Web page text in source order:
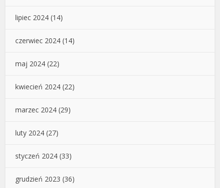
lipiec 2024 (14)
czerwiec 2024 (14)
maj 2024 (22)
kwiecień 2024 (22)
marzec 2024 (29)
luty 2024 (27)
styczeń 2024 (33)
grudzień 2023 (36)